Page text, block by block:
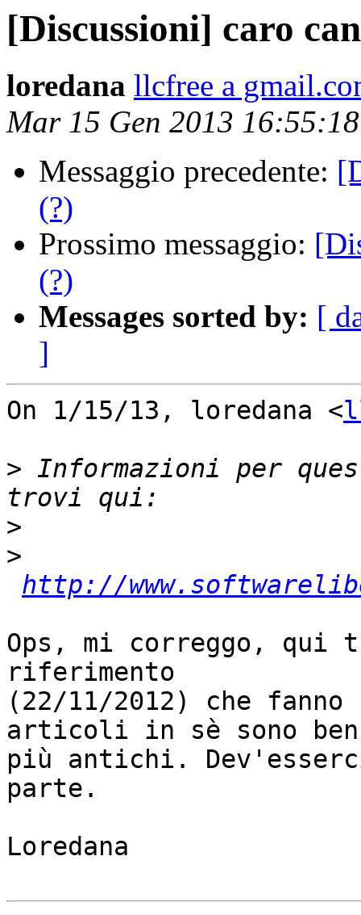
[Discussioni] caro
loredana llcfree a
Mar 15 Gen 2013
Messaggio precedente:
(?)
Prossimo messaggio:
(?)
Messages sorted by: [
]
On 1/15/13, loredana <
> Informazioni per
>
>
http://
Ops, mi correggo,
riferimento
(22/11/2012) che
articoli in sè sono ben
più antichi.
parte.
Loredana